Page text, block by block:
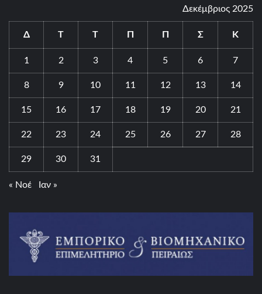
Δεκέμβριος 2025
Δ Τ Τ Π Π Σ Κ
1 2 3 4 5 6 7
8 9 10 11 12 13 14
15 16 17 18 19 20 21
22 23 24 25 26 27 28
29 30 31
« Νοέ Ιαν »